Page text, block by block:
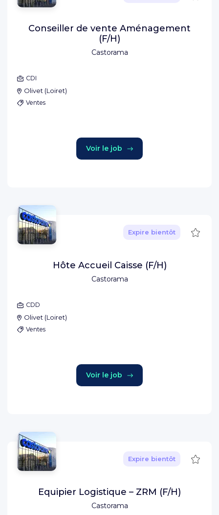
Castorama
Conseiller de vente Aménagement
(F/H)
CDI
Olivet (Loiret)
Ventes
Voir le job
Castorama
Expire bientôt
Hôte Accueil Caisse (F/H)
CDD
Olivet (Loiret)
Ventes
Voir le job
Castorama
Expire bientôt
Equipier Logistique – ZRM (F/H)